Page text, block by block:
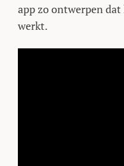
app zo ontwerpen
werkt.